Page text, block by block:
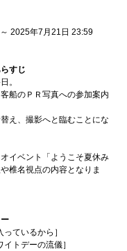
2025年7月21日 23:59
すじ
。
船のＰＲ写真への参加案内
え、撮影へと臨むことにな
イベント「ようこそ夏休み
椎名視点の内容となりま
ているから］
イトデーの流儀］